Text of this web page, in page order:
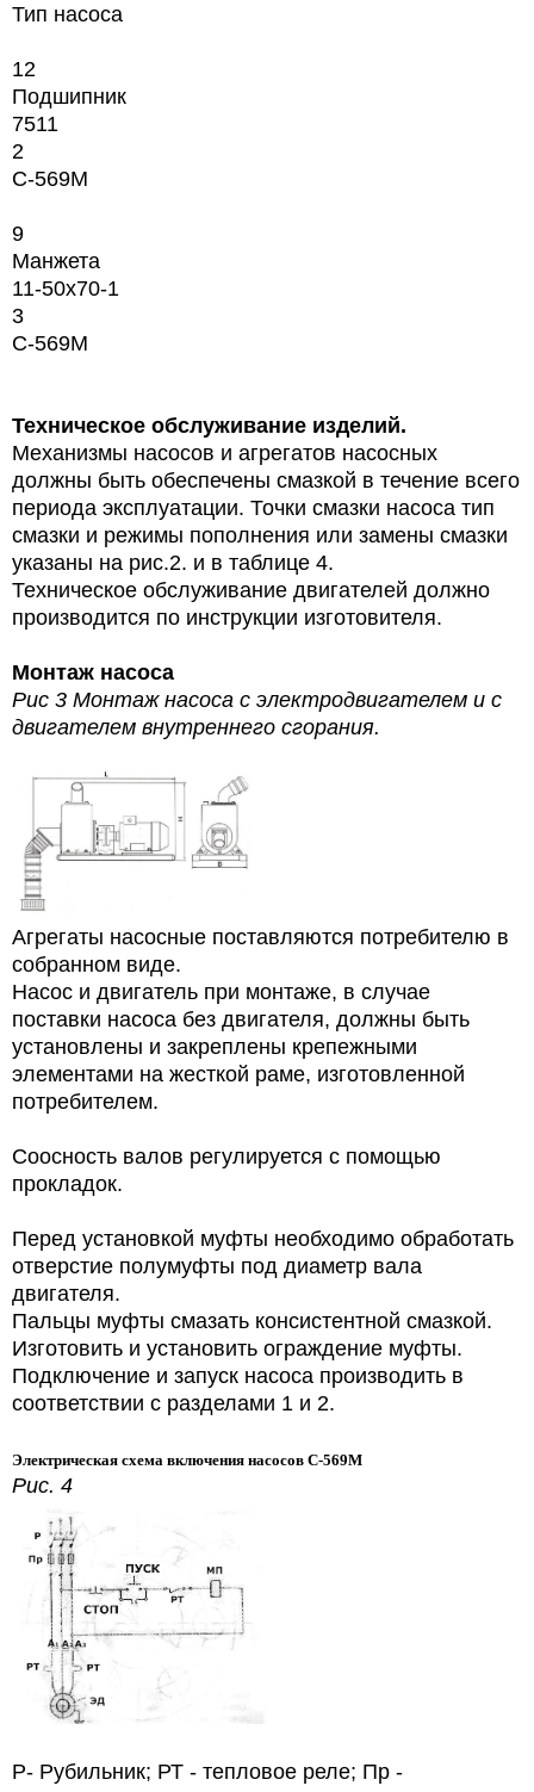
Тип насоса
12
Подшипник
7511
2
С-569М
9
Манжета
11-50x70-1
3
С-569М
Техническое обслуживание изделий.
Механизмы насосов и агрегатов насосных
должны быть обеспечены смазкой в течение всего
периода эксплуатации. Точки смазки насоса тип
смазки и режимы пополнения или замены смазки
указаны на рис.2. и в таблице 4.
Техническое обслуживание двигателей должно
производится по инструкции изготовителя.
Монтаж насоса
Рис 3 Монтаж насоса с электродвигателем и с
двигателем внутреннего сгорания.
Агрегаты насосные поставляются потребителю в
собранном виде.
Насос и двигатель при монтаже, в случае
поставки насоса без двигателя, должны быть
установлены и закреплены крепежными
элементами на жесткой раме, изготовленной
потребителем.
Соосность валов регулируется с помощью
прокладок.
Перед установкой муфты необходимо обработать
отверстие полумуфты под диаметр вала
двигателя.
Пальцы муфты смазать консистентной смазкой.
Изготовить и установить ограждение муфты.
Подключение и запуск насоса производить в
соответствии с разделами 1 и 2.
Электрическая схема включения насосов С-569М
Рис. 4
Р- Рубильник; РТ - тепловое реле; Пр -